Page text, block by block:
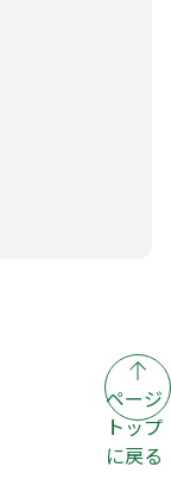
ページ
トップ
に戻る